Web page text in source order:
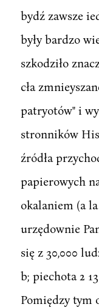
bydź zawsze
były bardzo
szkodziło
cła
patryotów" i
stronników
źródła
papierowych
okalaniem (a
urzędownie
się z 30,000
b; piechota 2
Pomiędzy tym